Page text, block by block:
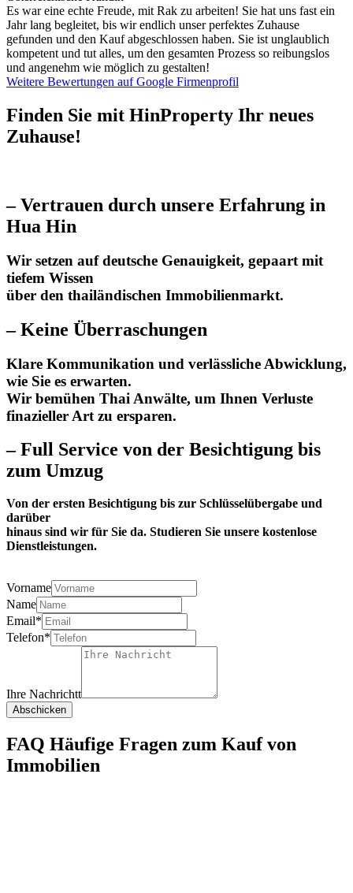
Es war eine echte Freude, mit Rak zu arbeiten! Sie hat uns fast ein
Jahr lang begleitet, bis wir endlich unser perfektes Zuhause
gefunden und den Kauf abgeschlossen haben. Sie ist unglaublich
kompetent und tut alles, um den gesamten Prozess so reibungslos
und angenehm wie möglich zu gestalten!
Weitere Bewertungen auf Google Firmenprofil
Finden Sie mit HinProperty Ihr neues
Zuhause!
–Vertrauen durch unsere Erfahrung in
Hua Hin
Wir setzen auf deutsche Genauigkeit, gepaart mit
tiefem Wissen
über den thailändischen Immobilienmarkt.
– Keine Überraschungen
Klare Kommunikation und verlässliche Abwicklung,
wie Sie es erwarten.
Wir bemühen Thai Anwälte, um Ihnen Verluste
finazieller Art zu ersparen.
–Full Service von der Besichtigung bis
zum Umzug
Von der ersten Besichtigung bis zur Schlüsselübergabe und
darüber
hinaus sind wir für Sie da. Studieren Sie unsere kostenlose
Dienstleistungen.
Vorname
Name
Email*
Telefon*
Ihre Nachrichtt
Abschicken
FAQ Häufige Fragen zum Kauf von
Immobilien